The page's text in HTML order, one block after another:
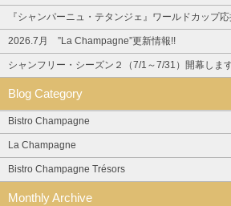
『シャンパーニュ・テタンジェ』ワールドカップ
2026.7月 ”La Champagne”更新情報!!
シャンフリー・シーズン２（7/1～7/31）開幕します
Blog Category
Bistro Champagne
La Champagne
Bistro Champagne Trésors
Monthly Archive